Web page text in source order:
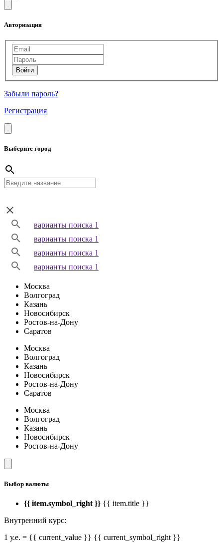
Авторизация
Забыли пароль?
Регистрация
Выберите город
варианты поиска 1
варианты поиска 1
варианты поиска 1
варианты поиска 1
Москва
Волгоград
Казань
Новосибирск
Ростов-на-Дону
Саратов
Москва
Волгоград
Казань
Новосибирск
Ростов-на-Дону
Саратов
Москва
Волгоград
Казань
Новосибирск
Ростов-на-Дону
Выбор валюты
{{ item.symbol_right }} {{ item.title }}
Внутренний курс:
1 у.е. = {{ current_value }} {{ current_symbol_right }}